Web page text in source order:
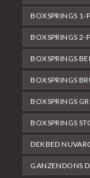
BOXSPRINGS 1-
BOXSPRINGS 2-
BOXSPRINGS
BOXSPRINGS
BOXSPRINGS
BOXSPRINGS
DEKBED
GANZENDONS